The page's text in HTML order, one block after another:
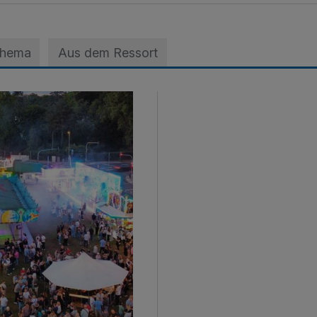
Aus dem Ressort